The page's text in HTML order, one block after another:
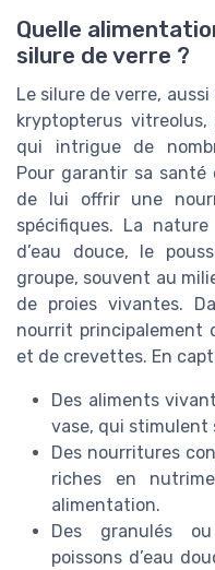
Quelle
silure de verre ?
Le silure de verre,
kryptopterus
qui intrigue de
Pour garantir sa
de lui offrir une
spécifiques. La
d’eau douce, le
groupe, souvent au
de proies vivantes.
nourrit principalement
et de crevettes. En
Des aliments
vase, qui stimulent
Des nourritures
riches en
alimentation.
Des granulés
poissons d’eau